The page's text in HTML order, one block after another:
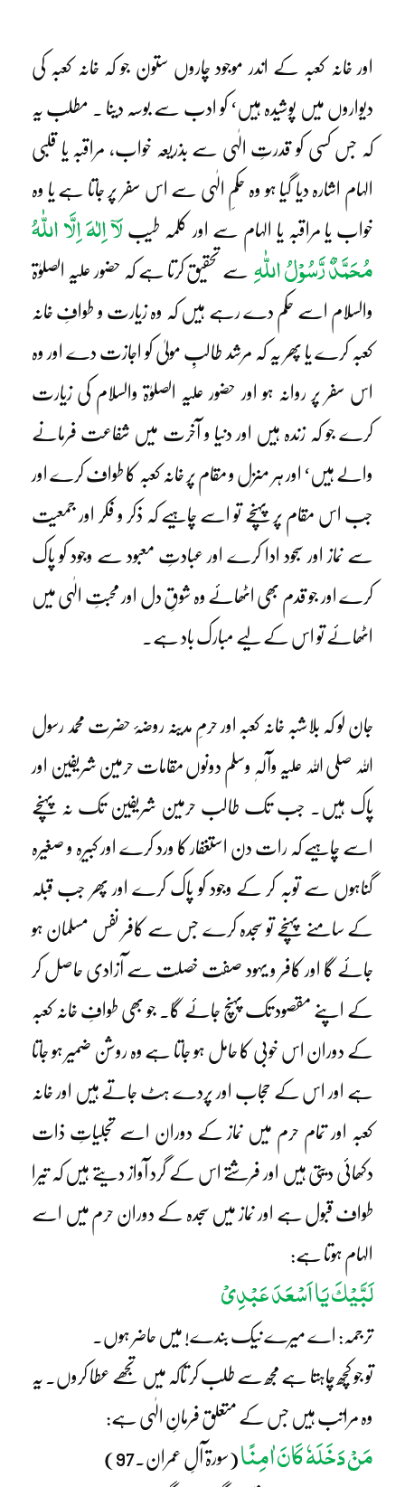
اور خانہ کعبہ کے اندر موجود چاروں ستون جو کہ خانہ کعبہ کی
دیواروں میں پوشیدہ ہیں‘ کو ادب سے بوسہ دینا ۔ مطلب یہ
کہ جس کسی کو قدرتِ الٰہی سے بذریعہ خواب، مراقبہ یا قلبی
الہام اشارہ دیا گیا ہو وہ حکمِ الٰہی سے اس سفر پر جاتا ہے یا وہ
خواب یا مراقبہ یا الہام سے اور کلمہ طیب لَآ اِلٰہَ اِلَّا اللّٰہُ
مُحَمَّدٌ رَّسُوْلُ اللّٰہِ سے تحقیق کرتا ہے کہ حضور علیہ الصلوٰۃ
والسلام اسے حکم دے رہے ہیں کہ وہ زیارت و طوافِ خانہ
کعبہ کرے یا پھر یہ کہ مرشد طالبِ مولیٰ کو اجازت دے اور وہ
اس سفر پر روانہ ہو اور حضور علیہ الصلوٰۃ والسلام کی زیارت
کرے جو کہ زندہ ہیں اور دنیا و آخرت میں شفاعت فرمانے
والے ہیں‘ اور ہر منزل و مقام پر خانہ کعبہ کا طواف کرے اور
جب اس مقام پر پہنچے تو اسے چاہیے کہ ذکر و فکر اور جمعیت
سے نماز اور سجود ادا کرے اور عبادتِ معبود سے وجود کو پاک
کرے اور جو قدم بھی اٹھائے وہ شوقِ دل اور محبتِ الٰہی میں
اٹھائے تو اس کے لیے مبارک باد ہے۔
جان لو کہ بلاشبہ خانہ کعبہ اور حرمِ مدینہ روضۂ حضرت محمد رسول
اللہ صلی اللہ علیہ وآلہٖ وسلم دونوں مقامات حرمین شریفین اور
پاک ہیں۔ جب تک طالب حرمین شریفین تک نہ پہنچے
اسے چاہیے کہ رات دن استغفار کا ورد کرے اور کبیرہ و صغیرہ
گناہوں سے توبہ کر کے وجود کو پاک کرے اور پھر جب قبلہ
کے سامنے پہنچے تو سجدہ کرے جس سے کافر نفس مسلمان ہو
جائے گا اور کافر و یہود صفت خصلت سے آزادی حاصل کر
کے اپنے مقصود تک پہنچ جائے گا۔ جو بھی طوافِ خانہ کعبہ
کے دوران اس خوبی کا حامل ہو جاتا ہے وہ روشن ضمیر ہو جاتا
ہے اور اس کے حجاب اور پردے ہٹ جاتے ہیں اور خانہ
کعبہ اور تمام حرم میں نماز کے دوران اسے تجلیاتِ ذات
دکھائی دیتی ہیں اور فرشتے اس کے گرد آواز دیتے ہیں کہ تیرا
طواف قبول ہے اور نماز میں سجدہ کے دوران حرم میں اسے
الہام ہوتا ہے:
لَبَّیْکَ یَا اَسْعَدَ عَبْدِیْ
ترجمہ: اے میرے نیک بندے! میں حاضر ہوں۔
تو جو کچھ چاہتا ہے مجھ سے طلب کر تاکہ میں تجھے عطا کروں۔ یہ
وہ مراتب ہیں جس کے متعلق فرمانِ الٰہی ہے:
مَنْ دَخَلَہٗ کَانَ اٰمِنًا (سورۃ آلِ عمران۔97)